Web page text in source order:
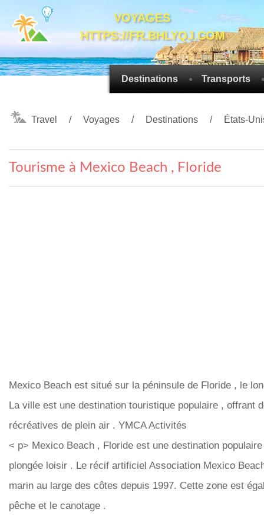
VOYAGES
HTTPS://FR.BHLYQJ.COM
Destinations Transports
Travel Voyages Destinations États-
Tourisme à Mexico Beach , Floride
Mexico Beach est situé sur la péninsule de Floride , le
La ville est une destination touristique populaire , offrant
récréatives de plein air . YMCA Activités
< p> Mexico Beach , Floride est une destination
plongée loisir . Le récif artificiel Association Mexico
marin au large des côtes depuis 1997. Cette zone est
pêche et le canotage .